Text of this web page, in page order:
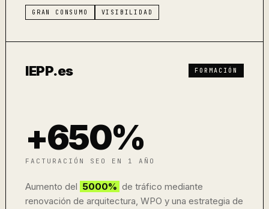
GRAN CONSUMO VISIBILIDAD
IEPP.es FORMACIÓN
+650%
FACTURACIÓN SEO EN 1 AÑO
Aumento del 5000% de tráfico mediante
renovación de arquitectura, WPO y una estrategia de